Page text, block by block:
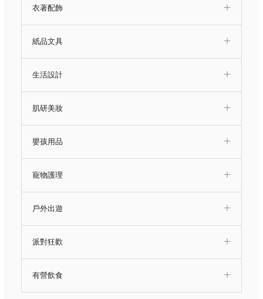
衣著配飾
紙品文具
生活設計
肌研美妝
嬰孩用品
寵物護理
戶外出遊
派對狂歡
有營飲食